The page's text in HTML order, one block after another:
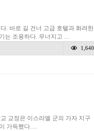
. 바로 길 건너 고급 호텔과 화려한
는 조용하다. 무너지고 …
1,640
교정은 이스라엘 군의 가자 지구
가득했다.…